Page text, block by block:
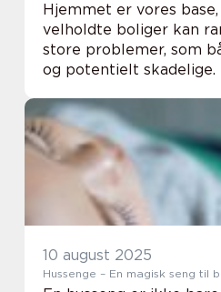
Hjemmet er vores
velholdte boliger kan
store problemer, som
og potentielt skadelige.
eller skimmel i hj&o...
10 august 2025
Hussenge – En magisk seng til